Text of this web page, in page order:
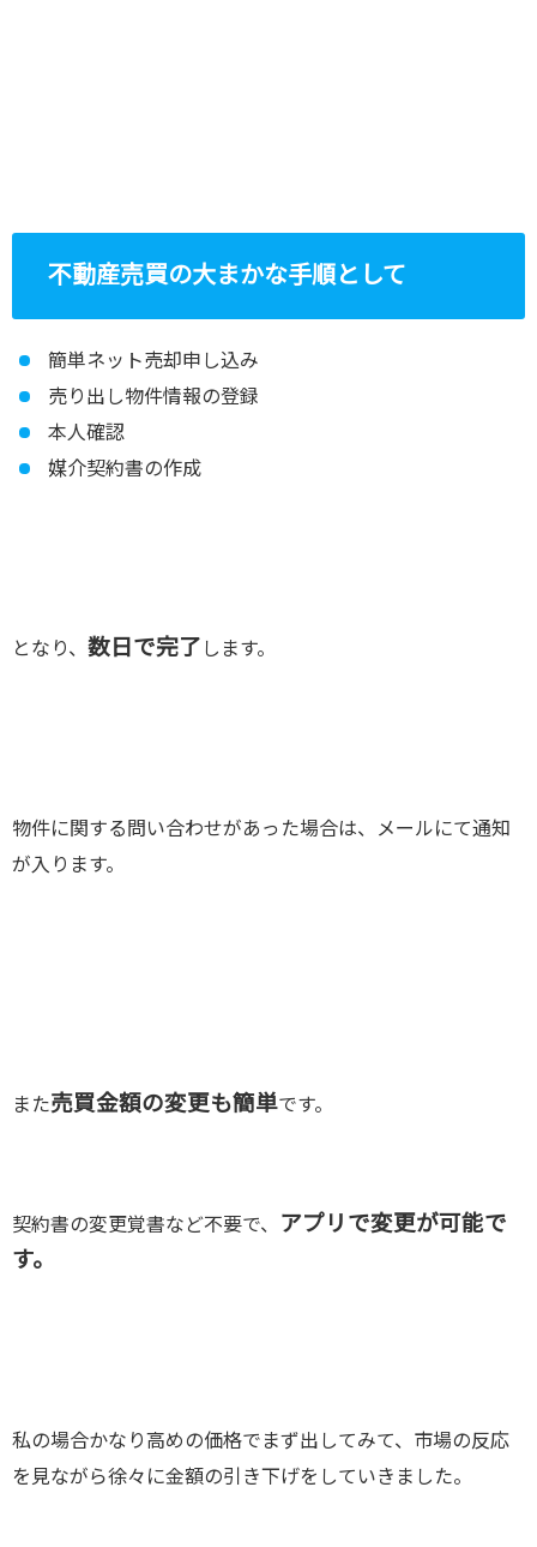
不動産売買の大まかな手順として
簡単ネット売却申し込み
売り出し物件情報の登録
本人確認
媒介契約書の作成
となり、 数日で完了 します。
物件に関する問い合わせがあった場合は、メールにて通知
が入ります。
また売買金額の変更も簡単です。
契約書の変更覚書など不要で、
アプリで変更が可能で
す。
私の場合かなり高めの価格でまず出してみて、市場の反応
を見ながら徐々に金額の引き下げをしていきました。